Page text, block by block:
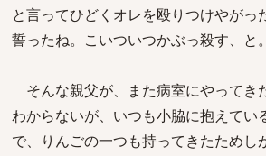
と言ってひどくオレを殴りつけやがっ
誓ったね。こいついつかぶっ殺す、と。
そんな親父が、また病室にやってき
わからないが、いつも小脇に抱えてい
で、りんごの一つも持ってきたためし